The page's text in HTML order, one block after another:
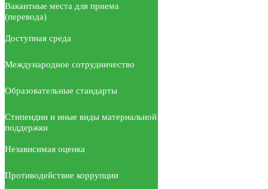
Вакантные места для приема
(перевода)
Доступная среда
Международное сотрудничество
Образовательные стандарты
Стипендии и иные виды материальной
поддержки
Независимая оценка
Противодействие коррупции